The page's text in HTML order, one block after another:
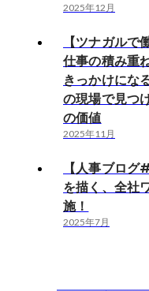
2025年12月
【ツナガル
仕事の積み重
きっかけにな
の現場で見つ
の価値
2025年11月
【人事ブロ
を描く、全社
施！
2025年7月